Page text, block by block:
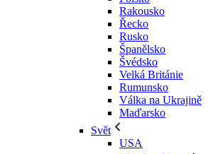
Rakousko
Řecko
Rusko
Španělsko
Švédsko
Velká Británie
Rumunsko
Válka na Ukrajině
Maďarsko
Svět
USA